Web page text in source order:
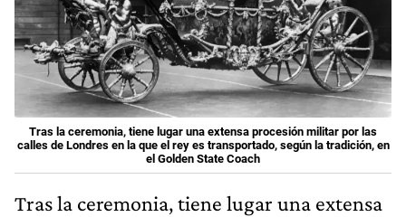
Tras la ceremonia, tiene lugar una extensa procesión militar por las
calles de Londres en la que el rey es transportado, según la tradición, en
el Golden State Coach
Tras la ceremonia, tiene lugar una extensa